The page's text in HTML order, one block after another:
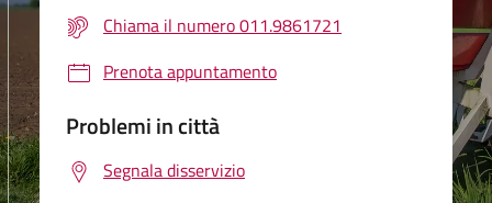
Chiama il numero 011.9861721
Prenota appuntamento
Problemi in città
Segnala disservizio